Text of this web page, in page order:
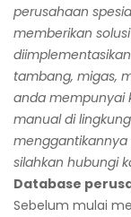
perusahaan
memberikan
tambang, migas,
anda mempunyai
manual di
silahkan hubungi
Database
Sebelum mulai